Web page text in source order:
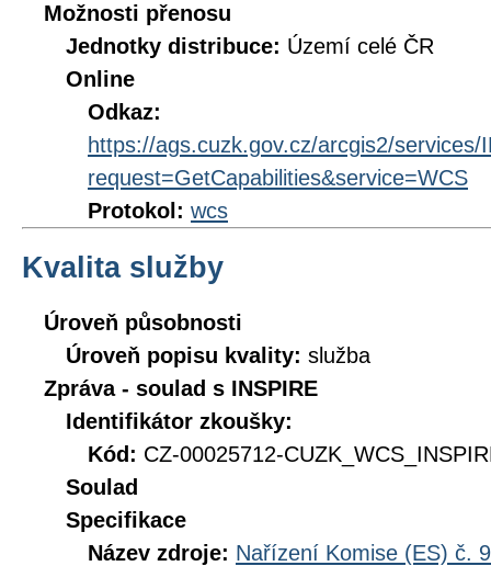
Možnosti přenosu
Jednotky distribuce: Území celé ČR
Online
Odkaz:
https://ags.cuzk.gov.cz/arcgis2/
request=GetCapabilities&service=WCS
Protokol: wcs
Kvalita služby
Úroveň působnosti
Úroveň popisu kvality: služba
Zpráva - soulad s INSPIRE
Identifikátor zkoušky:
Kód: CZ-00025712-
Soulad
Specifikace
Název zdroje: Nařízení Komise (ES) č.